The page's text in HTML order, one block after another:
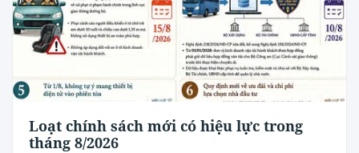
Loạt chính sách mới có hiệu lực trong
tháng 8/2026